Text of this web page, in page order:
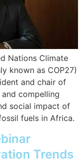
Nations Climate
known as COP27)
and chair of
compelling
social impact of
fuels in Africa.
Trends